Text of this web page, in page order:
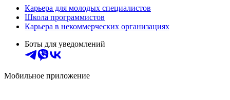
Карьера для молодых специалистов
Школа программистов
Карьера в некоммерческих организациях
Боты для уведомлений
Мобильное приложение